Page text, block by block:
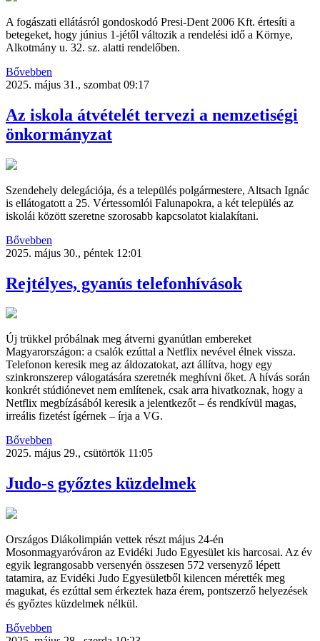
A fogászati ellátásról gondoskodó Presi-Dent 2006 Kft. értesíti a
betegeket, hogy június 1-jétől változik a rendelési idő a Környe,
Alkotmány u. 32. sz. alatti rendelőben.
Bővebben
2025. május 31., szombat 09:17
Az iskola átvételét tervezi a nemzetiségi
önkormányzat
Szendehely delegációja, és a település polgármestere, Altsach Ignác
is ellátogatott a 25. Vértessomlói Falunapokra, a két település az
iskolái között szeretne szorosabb kapcsolatot kialakítani.
Bővebben
2025. május 30., péntek 12:01
Rejtélyes, gyanús telefonhívások
Új trükkel próbálnak meg átverni gyanútlan embereket
Magyarországon: a csalók ezúttal a Netflix nevével élnek vissza.
Telefonon keresik meg az áldozatokat, azt állítva, hogy egy
szinkronszerep válogatására szeretnék meghívni őket. A hívás során
konkrét stúdiónevet nem említenek, csak arra hivatkoznak, hogy a
Netflix megbízásából keresik a jelentkezőt – és rendkívül magas,
irreális fizetést ígérnek – írja a VG.
Bővebben
2025. május 29., csütörtök 11:05
Judo-s győztes küzdelmek
Országos Diákolimpián vettek részt május 24-én
Mosonmagyaróváron az Evidéki Judo Egyesület kis harcosai. Az év
egyik legrangosabb versenyén összesen 572 versenyző lépett
tatamira, az Evidéki Judo Egyesületből kilencen mérették meg
magukat, és ezúttal sem érkeztek haza érem, pontszerző helyezések
és győztes küzdelmek nélkül.
Bővebben